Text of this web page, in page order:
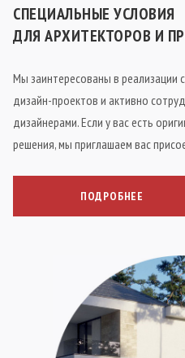
СПЕЦИАЛЬНЫЕ УСЛОВИЯ
ДЛЯ АРХИТЕКТОРОВ И
Мы заинтересованы в реализации
дизайн-проектов и активно
дизайнерами. Если у вас есть
решения, мы приглашаем вас
ПОДРОБНЕЕ